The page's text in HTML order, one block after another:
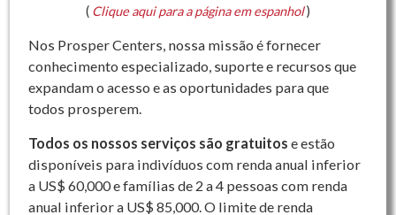
( Clique aqui para a página em espanhol)
Nos Prosper Centers, nossa missão é fornecer
conhecimento especializado, suporte e recursos que
expandam o acesso e as oportunidades para que
todos prosperem.
Todos os nossos serviços são gratuitos e estão
disponíveis para indivíduos com renda anual inferior
a US$ 60,000 e famílias de 2 a 4 pessoas com renda
anual inferior a US$ 85,000. O limite de renda